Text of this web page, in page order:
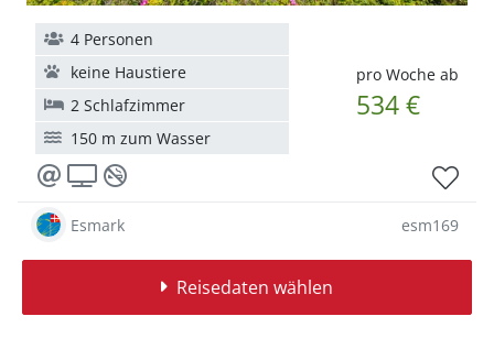
pro Woche ab
534 €
4 Personen
keine Haustiere
2 Schlafzimmer
150 m zum Wasser
Esmark esm169
Reisedaten wählen